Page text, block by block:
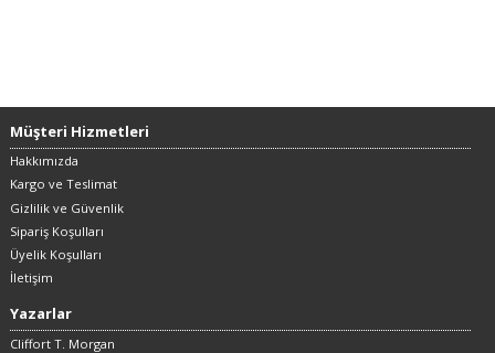
Müşteri Hizmetleri
Hakkımızda
Kargo ve Teslimat
Gizlilik ve Güvenlik
Sipariş Koşulları
Üyelik Koşulları
İletişim
Yazarlar
Cliffort T. Morgan